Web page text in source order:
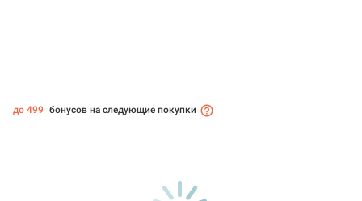
до 499 бонусов на следующие покупки